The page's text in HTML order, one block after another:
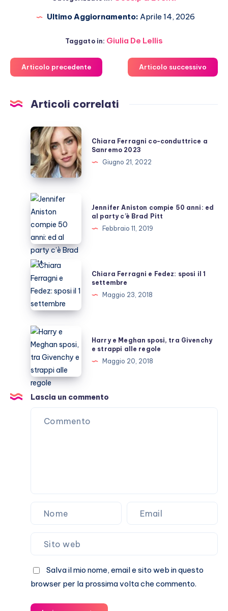
Ultimo Aggiornamento: Aprile 14, 2026
Taggato in: Giulia De Lellis
Articolo precedente Articolo successivo
Articoli correlati
Chiara
Ferragni
co-
conduttrice
Sanremo
2023
Chiara Ferragni co-conduttrice a
Sanremo 2023
Giugno 21, 2022
Jennifer
Aniston
compie
50
anni:
ed
al
party
c’è
Brad
Pitt
Jennifer Aniston compie 50 anni: ed
al party c’è Brad Pitt
Febbraio 11, 2019
Chiara
Ferragni
e
Fedez:
sposi
il
1
settembre
Chiara Ferragni e Fedez: sposi il 1
settembre
Maggio 23, 2018
Harry
e
Meghan
sposi,
tra
Givenchy
e
strappi
Harry e Meghan sposi, tra Givenchy
e strappi alle regole
Maggio 20, 2018
Lascia un commento
Salva il mio nome, email e sito web in questo
browser per la prossima volta che commento.